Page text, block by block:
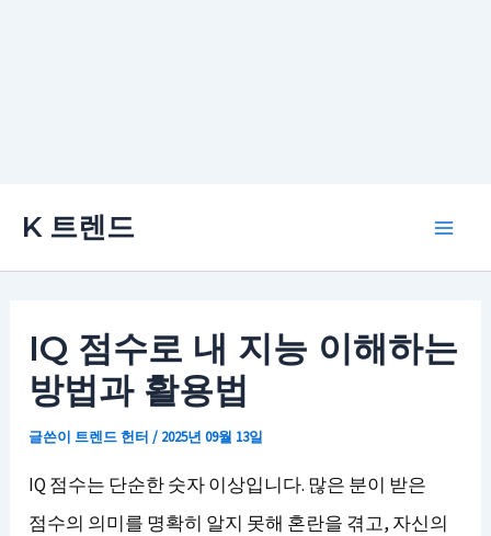
K 트렌드
IQ 점수로 내 지능 이해하는
방법과 활용법
글쓴이 트렌드 헌터/ 2025년 09월 13일
IQ 점수는 단순한 숫자 이상입니다. 많은 분이 받은
점수의 의미를 명확히 알지 못해 혼란을 겪고, 자신의